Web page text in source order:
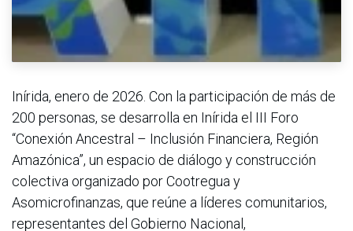
Inírida, enero de 2026. Con la participación de más de
200 personas, se desarrolla en Inírida el III Foro
“Conexión Ancestral – Inclusión Financiera, Región
Amazónica”, un espacio de diálogo y construcción
colectiva organizado por Cootregua y
Asomicrofinanzas, que reúne a líderes comunitarios,
representantes del Gobierno Nacional,